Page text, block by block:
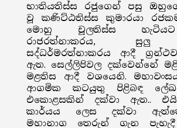
භාතියතිස්ස රජුගෙන් පසු
වූ කණිට්ඨතිස්ස කුමාරයා
මොහු චූලතිස්ස හැටියට
රාජරත්නාකරය, සුලු
සද්ධර්මරත්නාකරය ආදී
ඇත. සෙල්ලිපිවල දක්වෙන්නේ
මළතිස ආදී වශයෙනි.
ආගමික කටයුතු පිළිබඳ
එකොළසකින් දක්වා ඇත..
කාර්යය ලෙස දක්වා
මහානාග තෙරුන් ගැන